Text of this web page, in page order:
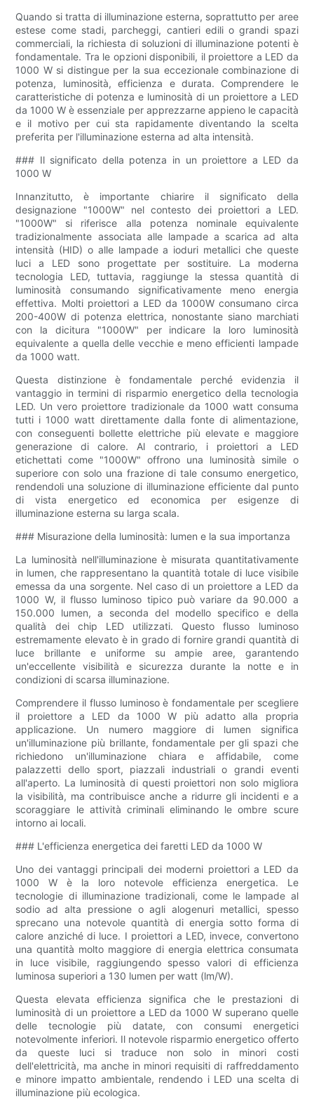
Quando si tratta di illuminazione esterna, soprattutto per aree
estese come stadi, parcheggi, cantieri edili o grandi spazi
commerciali, la richiesta di soluzioni di illuminazione potenti è
fondamentale. Tra le opzioni disponibili, il proiettore a LED da
1000 W si distingue per la sua eccezionale combinazione di
potenza, luminosità, efficienza e durata. Comprendere le
caratteristiche di potenza e luminosità di un proiettore a LED
da 1000 W è essenziale per apprezzarne appieno le capacità
e il motivo per cui sta rapidamente diventando la scelta
preferita per l'illuminazione esterna ad alta intensità.
### Il significato della potenza in un proiettore a LED da
1000 W
Innanzitutto, è importante chiarire il significato della
designazione "1000W" nel contesto dei proiettori a LED.
"1000W" si riferisce alla potenza nominale equivalente
tradizionalmente associata alle lampade a scarica ad alta
intensità (HID) o alle lampade a ioduri metallici che queste
luci a LED sono progettate per sostituire. La moderna
tecnologia LED, tuttavia, raggiunge la stessa quantità di
luminosità consumando significativamente meno energia
effettiva. Molti proiettori a LED da 1000W consumano circa
200-400W di potenza elettrica, nonostante siano marchiati
con la dicitura "1000W" per indicare la loro luminosità
equivalente a quella delle vecchie e meno efficienti lampade
da 1000 watt.
Questa distinzione è fondamentale perché evidenzia il
vantaggio in termini di risparmio energetico della tecnologia
LED. Un vero proiettore tradizionale da 1000 watt consuma
tutti i 1000 watt direttamente dalla fonte di alimentazione,
con conseguenti bollette elettriche più elevate e maggiore
generazione di calore. Al contrario, i proiettori a LED
etichettati come "1000W" offrono una luminosità simile o
superiore con solo una frazione di tale consumo energetico,
rendendoli una soluzione di illuminazione efficiente dal punto
di vista energetico ed economica per esigenze di
illuminazione esterna su larga scala.
### Misurazione della luminosità: lumen e la sua importanza
La luminosità nell'illuminazione è misurata quantitativamente
in lumen, che rappresentano la quantità totale di luce visibile
emessa da una sorgente. Nel caso di un proiettore a LED da
1000 W, il flusso luminoso tipico può variare da 90.000 a
150.000 lumen, a seconda del modello specifico e della
qualità dei chip LED utilizzati. Questo flusso luminoso
estremamente elevato è in grado di fornire grandi quantità di
luce brillante e uniforme su ampie aree, garantendo
un'eccellente visibilità e sicurezza durante la notte e in
condizioni di scarsa illuminazione.
Comprendere il flusso luminoso è fondamentale per scegliere
il proiettore a LED da 1000 W più adatto alla propria
applicazione. Un numero maggiore di lumen significa
un'illuminazione più brillante, fondamentale per gli spazi che
richiedono un'illuminazione chiara e affidabile, come
palazzetti dello sport, piazzali industriali o grandi eventi
all'aperto. La luminosità di questi proiettori non solo migliora
la visibilità, ma contribuisce anche a ridurre gli incidenti e a
scoraggiare le attività criminali eliminando le ombre scure
intorno ai locali.
### L'efficienza energetica dei faretti LED da 1000 W
Uno dei vantaggi principali dei moderni proiettori a LED da
1000 W è la loro notevole efficienza energetica. Le
tecnologie di illuminazione tradizionali, come le lampade al
sodio ad alta pressione o agli alogenuri metallici, spesso
sprecano una notevole quantità di energia sotto forma di
calore anziché di luce. I proiettori a LED, invece, convertono
una quantità molto maggiore di energia elettrica consumata
in luce visibile, raggiungendo spesso valori di efficienza
luminosa superiori a 130 lumen per watt (lm/W).
Questa elevata efficienza significa che le prestazioni di
luminosità di un proiettore a LED da 1000 W superano quelle
delle tecnologie più datate, con consumi energetici
notevolmente inferiori. Il notevole risparmio energetico offerto
da queste luci si traduce non solo in minori costi
dell'elettricità, ma anche in minori requisiti di raffreddamento
e minore impatto ambientale, rendendo i LED una scelta di
illuminazione più ecologica.